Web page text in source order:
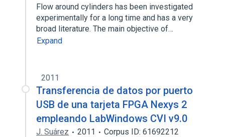
Flow around cylinders has been investigated
experimentally for a long time and has a very
broad literature. The main objective of…
Expand
2011
Transferencia de datos por puerto
USB de una tarjeta FPGA Nexys 2
empleando LabWindows CVI v9.0
J. Suárez 2011
Corpus ID: 61692212